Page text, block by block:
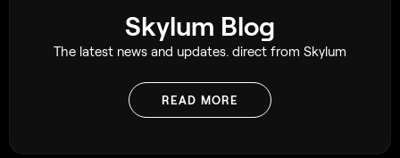
Skylum Blog
The latest news and updates. direct from Skylum
READ MORE